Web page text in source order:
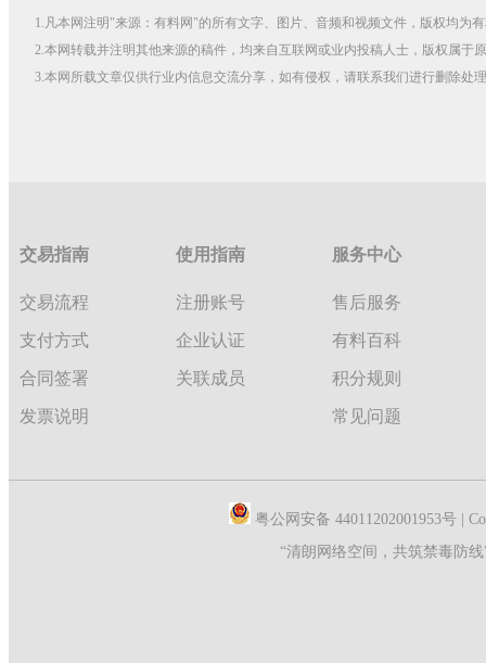
1.凡本网注明"来源：有料网"的所有文字、图片、音频和视频文件，版权均为
2.本网转载并注明其他来源的稿件，均来自互联网或业内投稿人士，版权属
3.本网所载文章仅供行业内信息交流分享，如有侵权，请联系我们进行删除
交易指南
交易流程
支付方式
合同签署
发票说明
使用指南
注册账号
企业认证
关联成员
服务中心
售后服务
有料百科
积分规则
常见问题
粤公网安备 44011202001953号 |
“清朗网络空间，共筑禁毒防
供应链完善